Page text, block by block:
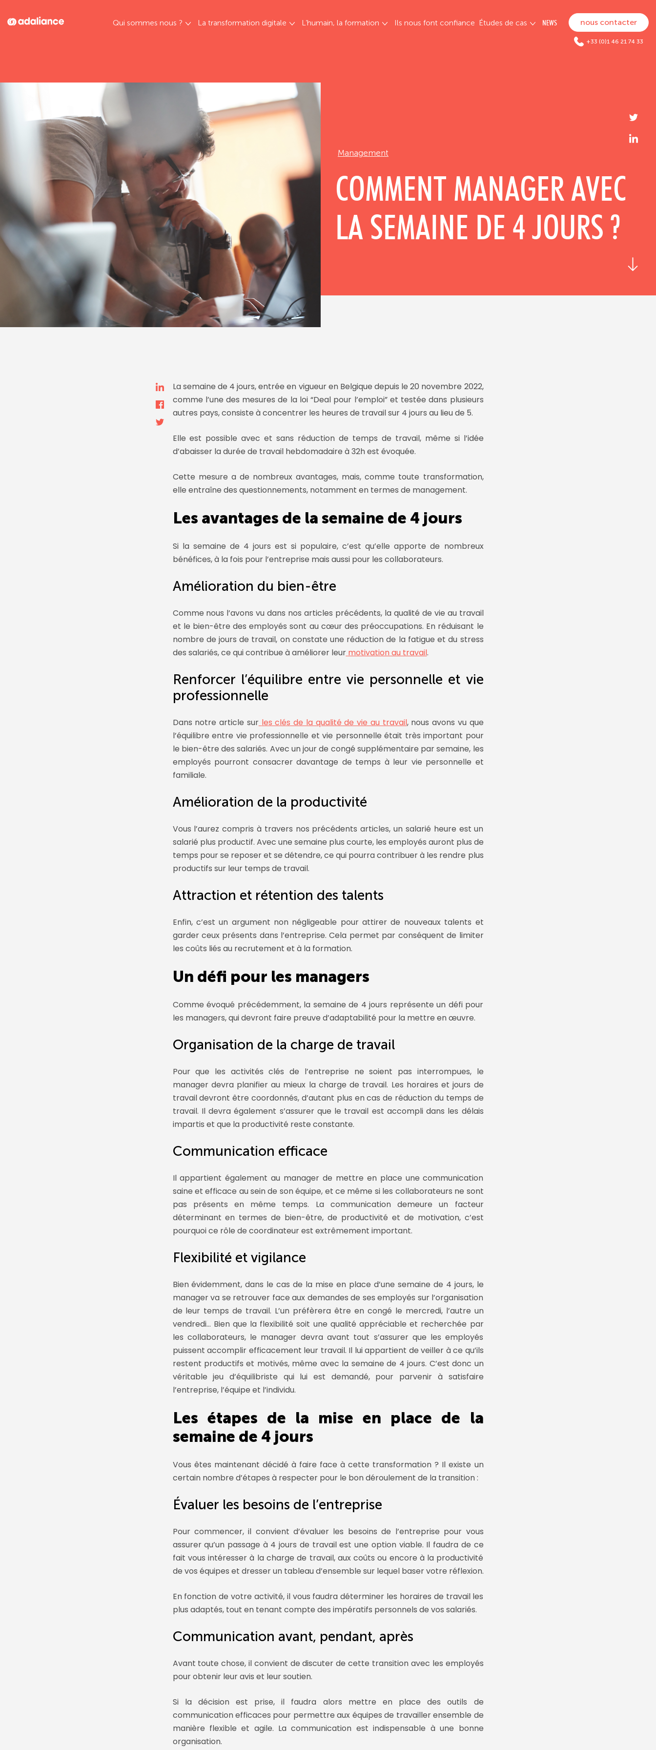
nous contacter
+33 (0)1 46 21 74 33
Qui sommes nous ? La transformation digitale L’humain, la formation Ils nous font confiance Études de cas NEWS
Management
COMMENT MANAGER AVEC
LA SEMAINE DE 4 JOURS ?
La semaine de 4 jours, entrée en vigueur en Belgique depuis le 20 novembre 2022,
comme l’une des mesures de la loi “Deal pour l’emploi” et testée dans plusieurs
autres pays, consiste à concentrer les heures de travail sur 4 jours au lieu de 5.
Elle est possible avec et sans réduction de temps de travail, même si l’idée
d’abaisser la durée de travail hebdomadaire à 32h est évoquée.
Cette mesure a de nombreux avantages, mais, comme toute transformation,
elle entraîne des questionnements, notamment en termes de management.
Les avantages de la semaine de 4 jours
Si la semaine de 4 jours est si populaire, c’est qu’elle apporte de nombreux
bénéfices, à la fois pour l’entreprise mais aussi pour les collaborateurs.
Amélioration du bien-être
Comme nous l’avons vu dans nos articles précédents, la qualité de vie au travail
et le bien-être des employés sont au cœur des préoccupations. En réduisant le
nombre de jours de travail, on constate une réduction de la fatigue et du stress
des salariés, ce qui contribue à améliorer leur motivation au travail.
Renforcer l’équilibre entre vie personnelle et vie
professionnelle
Dans notre article sur les clés de la qualité de vie au travail, nous avons vu que
l’équilibre entre vie professionnelle et vie personnelle était très important pour
le bien-être des salariés. Avec un jour de congé supplémentaire par semaine, les
employés pourront consacrer davantage de temps à leur vie personnelle et
familiale.
Amélioration de la productivité
Vous l’aurez compris à travers nos précédents articles, un salarié heure est un
salarié plus productif. Avec une semaine plus courte, les employés auront plus de
temps pour se reposer et se détendre, ce qui pourra contribuer à les rendre plus
productifs sur leur temps de travail.
Attraction et rétention des talents
Enfin, c’est un argument non négligeable pour attirer de nouveaux talents et
garder ceux présents dans l’entreprise. Cela permet par conséquent de limiter
les coûts liés au recrutement et à la formation.
Un défi pour les managers
Comme évoqué précédemment, la semaine de 4 jours représente un défi pour
les managers, qui devront faire preuve d’adaptabilité pour la mettre en œuvre.
Organisation de la charge de travail
Pour que les activités clés de l’entreprise ne soient pas interrompues, le
manager devra planifier au mieux la charge de travail. Les horaires et jours de
travail devront être coordonnés, d’autant plus en cas de réduction du temps de
travail. Il devra également s’assurer que le travail est accompli dans les délais
impartis et que la productivité reste constante.
Communication efficace
Il appartient également au manager de mettre en place une communication
saine et efficace au sein de son équipe, et ce même si les collaborateurs ne sont
pas présents en même temps. La communication demeure un facteur
déterminant en termes de bien-être, de productivité et de motivation, c’est
pourquoi ce rôle de coordinateur est extrêmement important.
Flexibilité et vigilance
Bien évidemment, dans le cas de la mise en place d’une semaine de 4 jours, le
manager va se retrouver face aux demandes de ses employés sur l’organisation
de leur temps de travail. L’un préfèrera être en congé le mercredi, l’autre un
vendredi… Bien que la flexibilité soit une qualité appréciable et recherchée par
les collaborateurs, le manager devra avant tout s’assurer que les employés
puissent accomplir efficacement leur travail. Il lui appartient de veiller à ce qu’ils
restent productifs et motivés, même avec la semaine de 4 jours. C’est donc un
véritable jeu d’équilibriste qui lui est demandé, pour parvenir à satisfaire
l’entreprise, l’équipe et l’individu.
Les étapes de la mise en place de la
semaine de 4 jours
Vous êtes maintenant décidé à faire face à cette transformation ? Il existe un
certain nombre d’étapes à respecter pour le bon déroulement de la transition :
Évaluer les besoins de l’entreprise
Pour commencer, il convient d’évaluer les besoins de l’entreprise pour vous
assurer qu’un passage à 4 jours de travail est une option viable. Il faudra de ce
fait vous intéresser à la charge de travail, aux coûts ou encore à la productivité
de vos équipes et dresser un tableau d’ensemble sur lequel baser votre réflexion.
En fonction de votre activité, il vous faudra déterminer les horaires de travail les
plus adaptés, tout en tenant compte des impératifs personnels de vos salariés.
Communication avant, pendant, après
Avant toute chose, il convient de discuter de cette transition avec les employés
pour obtenir leur avis et leur soutien.
Si la décision est prise, il faudra alors mettre en place des outils de
communication efficaces pour permettre aux équipes de travailler ensemble de
manière flexible et agile. La communication est indispensable à une bonne
organisation.